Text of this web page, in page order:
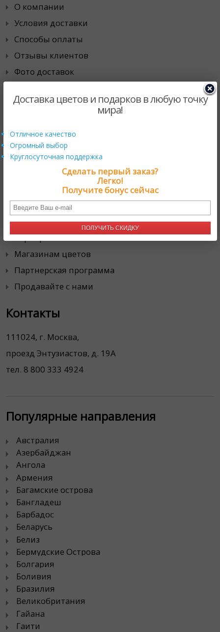
О компании
Условия доставки
Способы оплаты
Отзывы клиентов
Фото доставок
Города доставки
Специальные предложения
Действующие промо-акции
Хиты продаж
Сотрудничество
Корпоративным клиентам
Магазинам цветов
Партнерская программа
Продавайте с нами
Контакты
111024, г. Москва,
проезд Энтузиастов, д. 19А
тел. 8 800 333 4924
Популярные направления
Австралия
Азербайджан
Ангола
Армения
Багамские острова
Бангладеш
Барбадос
Беларусь
Белиз
Бермудские Острова
Болгария
Боливия
Бразилия
Великобритания
Гайана
Гаити
Доставка цветов и подарков в любую точку
мира!
Отличное качество
Огромный выбор
Круглосуточная поддержка
Сделать первый заказ?
Легко!
Получите бонус сейчас
ПОЛУЧИТЬ СКИДКУ